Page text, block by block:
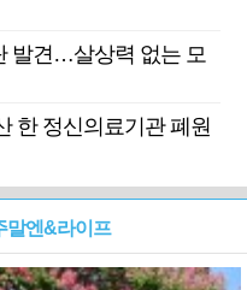
발견…살상력 없는 모
한 정신의료기관 폐원
말엔&라이프